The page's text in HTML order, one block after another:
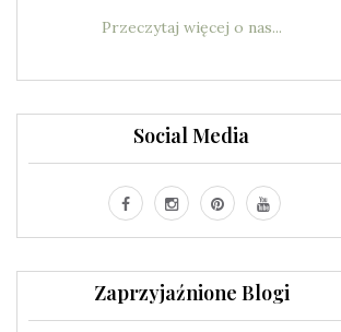
Przeczytaj więcej o nas...
Social Media
Zaprzyjaźnione Blogi